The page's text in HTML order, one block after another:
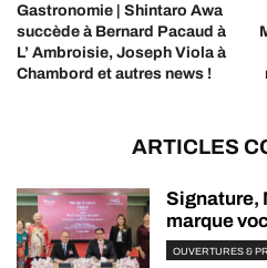
Gastronomie | Shintaro Awa
succède à Bernard Pacaud à
L’ Ambroisie, Joseph Viola à
Chambord et autres news !
ARTICLES
Signature,
marque
OUVERTURES &